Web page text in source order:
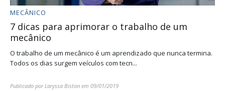
MECÂNICO
7 dicas para aprimorar o trabalho de um
mecânico
O trabalho de um mecânico é um aprendizado que nunca termina.
Todos os dias surgem veículos com tecn...
Publicado porLaryssa Biston em 09/01/2019